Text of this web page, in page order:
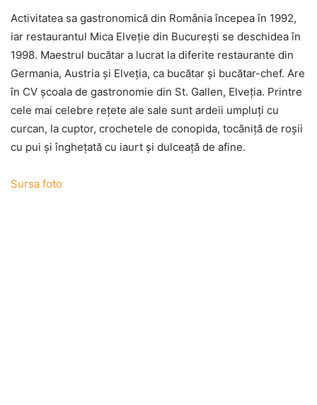
Activitatea sa gastronomică din România începea în 1992,
iar restaurantul Mica Elveţie din Bucureşti se deschidea în
1998. Maestrul bucătar a lucrat la diferite restaurante din
Germania, Austria şi Elveţia, ca bucătar şi bucătar-chef. Are
în CV şcoala de gastronomie din St. Gallen, Elveţia. Printre
cele mai celebre reţete ale sale sunt ardeii umpluţi cu
curcan, la cuptor, crochetele de conopida, tocăniţă de roşii
cu pui şi îngheţată cu iaurt şi dulceaţă de afine.
Sursa foto